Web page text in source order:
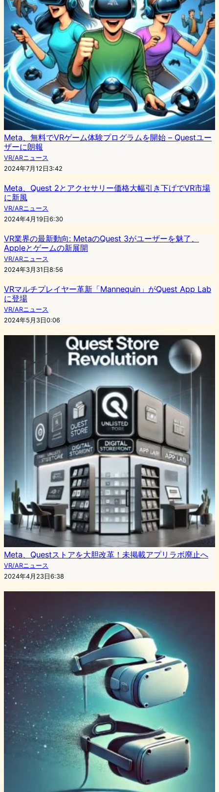
Meta、無料でVRゲーム体験プログラムを開始 – Questユー
ザーに朗報
VR/ARニュース
2024年7月12日3:42
Meta、Quest 2とアクセサリー価格大幅引き下げでVR市場
に新風
VR/ARニュース
2024年4月19日6:30
VR業界の最新動向: MetaのQuest 3がユーザーを魅了、
Appleとゲームの新展開
VR/ARニュース
2024年3月31日8:56
VRマルチプレイヤー革新「Mannequin」がQuest App Lab
に登場
VR/ARニュース
2024年5月3日0:06
Meta、Questストアを大胆改革！未掲載アプリラボ廃止へ
VR/ARニュース
2024年4月23日6:38